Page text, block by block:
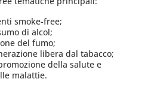
smoke-free;
di alcol;
del fumo;
libera dal tabacco;
della salute e
malattie.